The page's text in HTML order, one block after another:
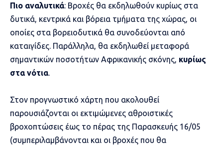
Πιο αναλυτικά: Βροχές θα εκδηλωθούν κυρίως στα
δυτικά, κεντρικά και βόρεια τμήματα της χώρας, οι
οποίες στα βορειοδυτικά θα συνοδεύονται από
καταιγίδες. Παράλληλα, θα εκδηλωθεί μεταφορά
σημαντικών ποσοτήτων Αφρικανικής σκόνης, κυρίως
στα νότια.
Στον προγνωστικό χάρτη που ακολουθεί
παρουσιάζονται οι εκτιμώμενες αθροιστικές
βροχοπτώσεις έως το πέρας της Παρασκευής 16/05
(συμπεριλαμβάνονται και οι βροχές που θα